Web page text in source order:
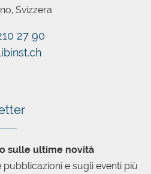
Svizzera
27 90
sulle ultime novità
e sugli eventi più